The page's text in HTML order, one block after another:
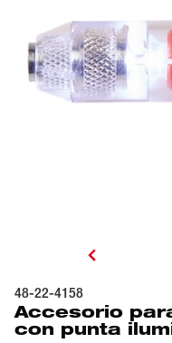
48-22-4158
Accesorio
con punta